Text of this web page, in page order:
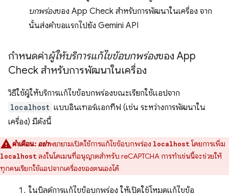
บกพร่องของ App Check สำหรับการพัฒนาในเครื่อง จาก
นั้นส่งคำขอแรกไปยัง Gemini API
กำหนดค่าผู้ให้บริการแก้ไขข้อบกพร่องของ App
Check สำหรับการพัฒนาในเครื่อง
วิธีใช้ผู้ให้บริการแก้ไขข้อบกพร่องขณะเรียกใช้แอปจาก
localhost แบบอินเทอร์แอกทีฟ (เช่น ระหว่างการพัฒนาใน
เครื่อง) มีดังนี้
คำเตือน: อย่าพยายามเปิดใช้การแก้ไขข้อบกพร่อง localhostโดยการเพิ่ม
localhost ลงในโดเมนที่อนุญาตสำหรับ reCAPTCHA การทำเช่นนี้จะช่วยให้
ทุกคนเรียกใช้แอปจากเครื่องของตนเองได้
ในบิลด์การแก้ไขข้อบกพร่อง ให้เปิดใช้โหมดแก้ไขข้อ